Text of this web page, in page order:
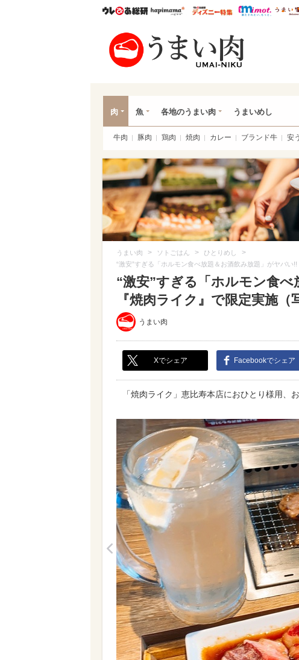
ウレぴあ総研ハピママ* ウレぴあ総研
肉 魚 各地のうまい肉 うまいめし
牛肉 豚肉 鶏肉 焼肉 カレー ブランド牛 安
うまい肉 > ソトごはん > ひとりめし >
“激安”すぎる「ホルモン食べ放題＆お酒飲み放題」がヤバい
“激安”すぎる「ホルモン食
『焼肉ライク』で限定実施（
うまい肉
Xでシェア Facebookでシェア
「焼肉ライク」恵比寿本店におひとり様用、